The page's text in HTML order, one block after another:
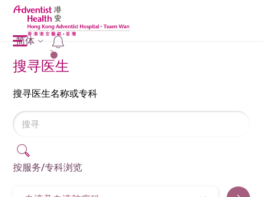
2
简体
搜寻医生
搜寻医生名称或专科
按服务/专科浏览